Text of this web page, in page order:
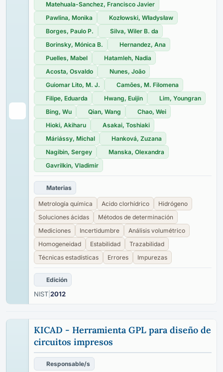
Matehuala-Sanchez, Francisco Javier
Pawlina, Monika
Kozłowski, Władysław
Borges, Paulo P.
Silva, Wiler B. da
Borinsky, Mónica B.
Hernandez, Ana
Puelles, Mabel
Hatamleh, Nadia
Acosta, Osvaldo
Nunes, João
Guiomar Lito, M. J.
Camões, M. Filomena
Filipe, Eduarda
Hwang, Euijin
Lim, Youngran
Bing, Wu
Qian, Wang
Chao, Wei
Hioki, Akiharu
Asakai, Toshiaki
Máriássy, Michal
Hanková, Zuzana
Nagibin, Sergey
Manska, Olexandra
Gavrilkin, Vladimir
Materias
Metrología química Acido clorhídrico
Hidrógeno
Soluciones ácidas
Métodos de determinación
Mediciones
Incertidumbre
Análisis volumétrico
Homogeneidad
Estabilidad
Trazabilidad
Técnicas estadísticas
Errores Impurezas
Edición
NIST 2012
KICAD - Herramienta GPL para diseño de
circuitos impresos
Responsable/s